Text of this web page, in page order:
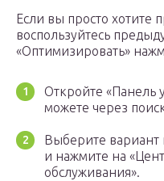
Если вы просто хотите
воспользуйтесь
«Оптимизировать»
Откройте «Панель
можете через
Выберите вариант
и нажмите на
обслуживания».